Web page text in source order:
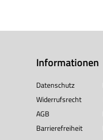
Informationen
Datenschutz
Widerrufsrecht
AGB
Barrierefreiheit